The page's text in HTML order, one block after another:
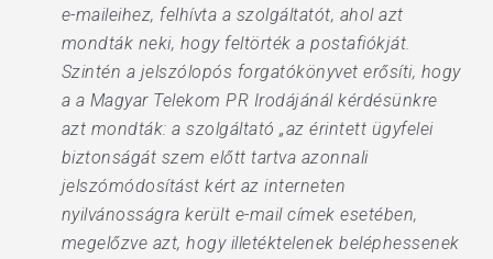
e-maileihez, felhívta a szolgáltatót, ahol azt
mondták neki, hogy feltörték a postafiókját.
Szintén a jelszólopós forgatókönyvet erősíti, hogy
a a Magyar Telekom PR Irodájánál kérdésünkre
azt mondták: a szolgáltató „az érintett ügyfelei
biztonságát szem előtt tartva azonnali
jelszómódosítást kért az interneten
nyilvánosságra került e-mail címek esetében,
megelőzve azt, hogy illetéktelenek beléphessenek